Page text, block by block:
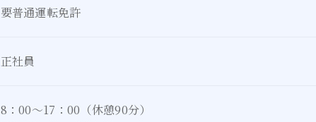
要普通運転免許
正社員
8：00～17：00（休憩90分）